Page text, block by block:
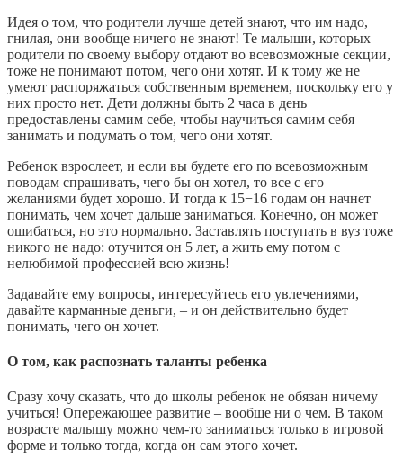
Идея о том, что родители лучше детей знают, что им надо,
гнилая, они вообще ничего не знают! Те малыши, которых
родители по своему выбору отдают во всевозможные секции,
тоже не понимают потом, чего они хотят. И к тому же не
умеют распоряжаться собственным временем, поскольку его у
них просто нет. Дети должны быть 2 часа в день
предоставлены самим себе, чтобы научиться самим себя
занимать и подумать о том, чего они хотят.
Ребенок взрослеет, и если вы будете его по всевозможным
поводам спрашивать, чего бы он хотел, то все с его
желаниями будет хорошо. И тогда к 15−16 годам он начнет
понимать, чем хочет дальше заниматься. Конечно, он может
ошибаться, но это нормально. Заставлять поступать в вуз тоже
никого не надо: отучится он 5 лет, а жить ему потом с
нелюбимой профессией всю жизнь!
Задавайте ему вопросы, интересуйтесь его увлечениями,
давайте карманные деньги, – и он действительно будет
понимать, чего он хочет.
О том, как распознать таланты ребенка
Сразу хочу сказать, что до школы ребенок не обязан ничему
учиться! Опережающее развитие – вообще ни о чем. В таком
возрасте малышу можно чем-то заниматься только в игровой
форме и только тогда, когда он сам этого хочет.